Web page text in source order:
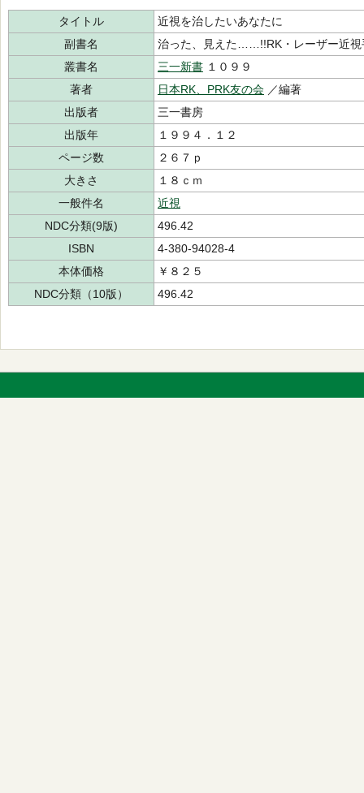
タイトル
近視を治したいあなたに
副書名
治った、見えた……!!RK・レーザー近視
叢書名
三一新書 １０９９
著者
日本RK、PRK友の会 ／編著
出版者
三一書房
出版年
１９９４．１２
ページ数
２６７ｐ
大きさ
１８ｃｍ
一般件名
近視
NDC分類(9版)
496.42
ISBN
4-380-94028-4
本体価格
￥８２５
NDC分類（10版）
496.42